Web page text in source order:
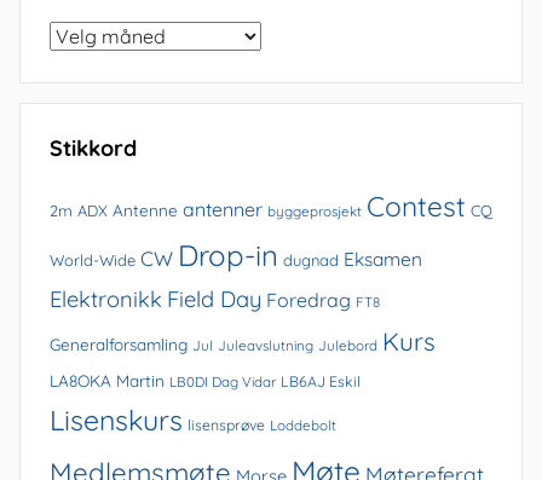
Bla
arkivet
Stikkord
2m ADX Antenne antenner byggeprosjekt Contest CQ
World-Wide CW Drop-in dugnad Eksamen
Elektronikk Field Day Foredrag FT8
Generalforsamling Jul Juleavslutning Julebord Kurs
LA8OKA Martin LB0DI Dag Vidar LB6AJ Eskil
Lisenskurs lisensprøve Loddebolt
Medlemsmøte Møte Møtereferat